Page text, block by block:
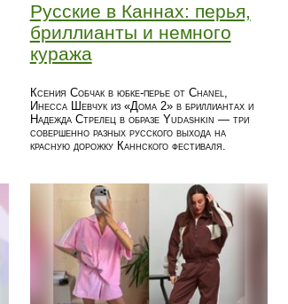
Русские в Каннах: перья,
бриллианты и немного
куража
Ксения Собчак в юбке-перье от Chanel,
Инесса Шевчук из «Дома 2» в бриллиантах и
Надежда Стрелец в образе Yudashkin — три
совершенно разных русского выхода на
красную дорожку Каннского фестиваля.